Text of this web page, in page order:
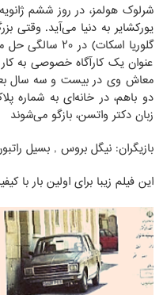
یورکشایر به دنیا می‌آید. وقتی
گلوریا
عنوان یک کارآگاه خصوصی به
معاش وی در بیست و سه سال بعد
زبان دکتر واتسن، بازگو می‌شوند
بازیگران: نیگل بروس , بسیل
این فیلم زیبا برای اولین بار